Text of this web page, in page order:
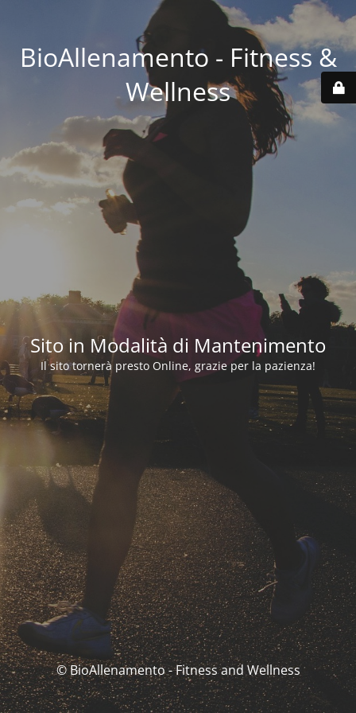
BioAllenamento - Fitness &
Wellness
Sito in Modalità di Mantenimento
Il sito tornerà presto Online, grazie per la pazienza!
© BioAllenamento - Fitness and Wellness